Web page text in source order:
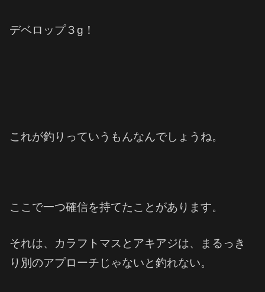
デベロップ３g！
これが釣りっていうもんなんでしょうね。
ここで一つ確信を持てたことがあります。
それは、カラフトマスとアキアジは、まるっき
り別のアプローチじゃないと釣れない。